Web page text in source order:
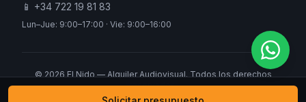
📱 +34 722 19 81 83
Lun–Jue: 9:00–17:00 · Vie: 9:00–16:00
© 2026 El Nido — Alquiler Audiovisual. Todos los derechos
reservados.